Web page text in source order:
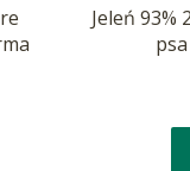
Jeleń 93%